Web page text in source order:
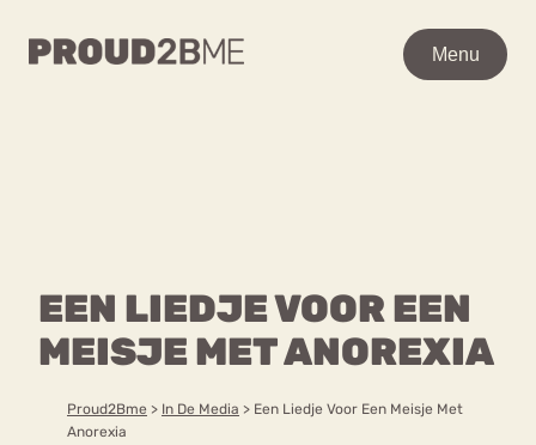
Menu
EEN LIEDJE VOOR EEN
MEISJE MET ANOREXIA
Proud2Bme > In De Media > Een Liedje Voor Een Meisje Met
Anorexia
Menu
Content
Over ons
WAAR BEN JE NAAR OP
Over proud2bme
Contact
Vacatures
Privacyverklaring